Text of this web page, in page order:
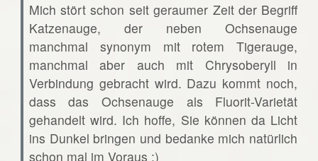
Mich stört schon seit geraumer Zeit der Begriff
Katzenauge, der neben Ochsenauge
manchmal synonym mit rotem Tigerauge,
manchmal aber auch mit Chrysoberyll in
Verbindung gebracht wird. Dazu kommt noch,
dass das Ochsenauge als Fluorit-Varietät
gehandelt wird. Ich hoffe, Sie können da Licht
ins Dunkel bringen und bedanke mich natürlich
schon mal im Voraus :)